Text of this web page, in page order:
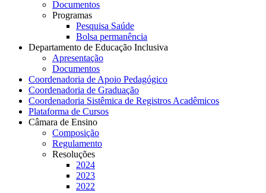
Documentos
Programas
Pesquisa Saúde
Bolsa permanência
Departamento de Educação Inclusiva
Apresentação
Documentos
Coordenadoria de Apoio Pedagógico
Coordenadoria de Graduação
Coordenadoria Sistêmica de Registros Acadêmicos
Plataforma de Cursos
Câmara de Ensino
Composição
Regulamento
Resoluções
2024
2023
2022